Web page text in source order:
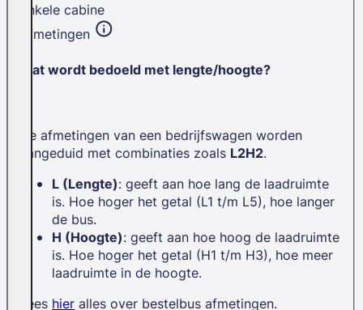
Enkele cabine
Afmetingen
Wat wordt bedoeld met lengte/hoogte?
De afmetingen van een bedrijfswagen worden
aangeduid met combinaties zoals L2H2.
L (Lengte): geeft aan hoe lang de laadruimte
is. Hoe hoger het getal (L1 t/m L5), hoe langer
de bus.
H (Hoogte): geeft aan hoe hoog de laadruimte
is. Hoe hoger het getal (H1 t/m H3), hoe meer
laadruimte in de hoogte.
Lees hier alles over bestelbus afmetingen.